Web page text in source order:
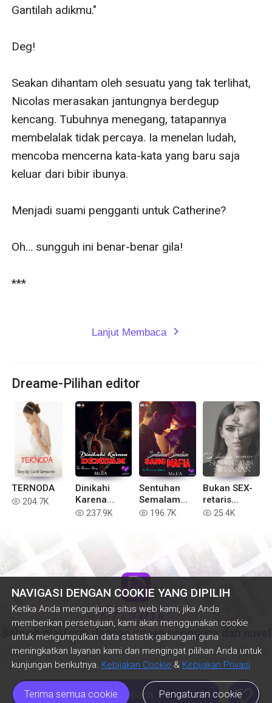
NAVIGASI DENGAN COOKIE YANG DIPILIH
Ketika Anda mengunjungi situs web kami, jika Anda
memberikan persetujuan, kami akan menggunakan cookie
untuk mengumpulkan data statistik gabungan guna
meningkatkan layanan kami dan mengingat pilihan Anda untuk
kunjungan berikutnya. Kebijakan Cookie & Kebijakan Privasi
Terima semua cookie Pengaturan cookie
Gantilah adikmu."
Deg!
Seakan dihantam oleh sesuatu yang tak terlihat,
Nicolas merasakan jantungnya berdegup
kencang. Tubuhnya menegang, tatapannya
membelalak tidak percaya. Ia menelan ludah,
mencoba mencerna kata-kata yang baru saja
keluar dari bibir ibunya.
Menjadi suami pengganti untuk Catherine?
Oh… sungguh ini benar-benar gila!
***
Lanjut Membaca expand_more
Dreame-Pilihan editor
TERNODA
read 204.7K
Dinikahi
Karena
Dendam
read 237.9K
Sentuhan
Semalam
Sang Mafia
read 196.7K
Bukan SEX-
retaris
Simpanan
read 25.4K
Sebuah platform dengan jutaan pengguna dan novel
Lanjut Membaca like